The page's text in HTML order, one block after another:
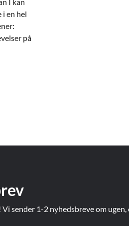
en hel
på
sender 1-2 nyhedsbreve om ugen,